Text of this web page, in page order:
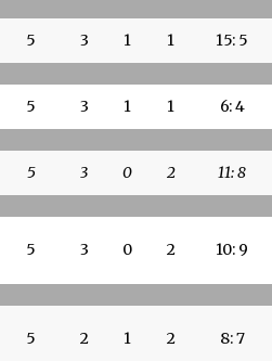
5 3 1 1 15: 5
5 3 1 1 6: 4
5 3 0 2 11: 8
5 3 0 2 10: 9
5 2 1 2 8: 7